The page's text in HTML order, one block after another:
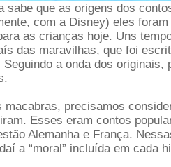
que as origens dos
com a Disney) eles
as crianças hoje. Uns
das maravilhas, que foi
a onda dos originais,
precisamos
Esses eram contos
Alemanha e França.
a “moral” incluída em cada